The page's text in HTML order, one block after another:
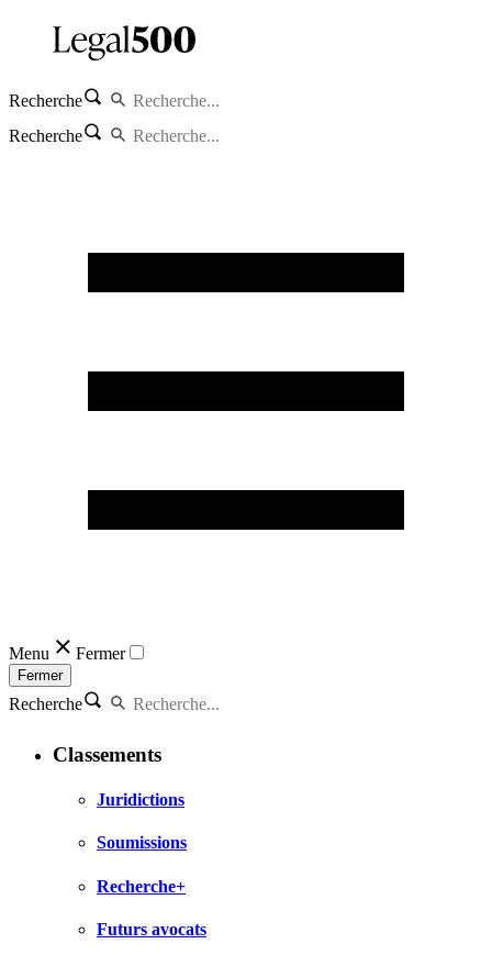
Recherche
Recherche
Menu Fermer
Fermer
Recherche
Classements
Juridictions
Soumissions
Recherche+
Futurs avocats